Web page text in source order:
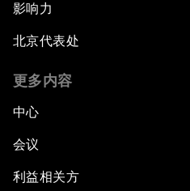
影响力
北京代表处
更多内容
中心
会议
利益相关方